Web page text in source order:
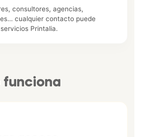
consultores, agencias,
cualquier contacto puede
Printalia.
funciona